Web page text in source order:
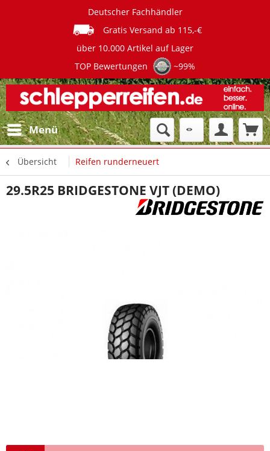
Deutscher Fachhändler
Gratis Versand ab 115,-€
über 10.000 Artikel auf Lager
TOP Bewertungen
~99%
Menü
Übersicht Reifen runderneuert
29.5R25 BRIDGESTONE VJT (DEMO)